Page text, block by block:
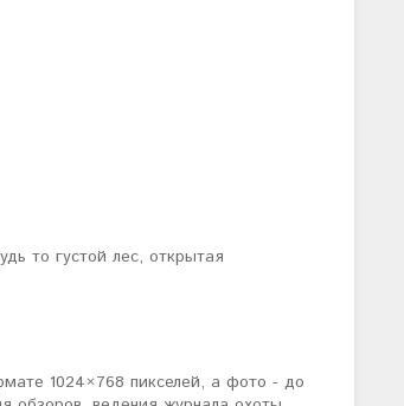
то густой лес, открытая
1024×768 пикселей, а фото - до